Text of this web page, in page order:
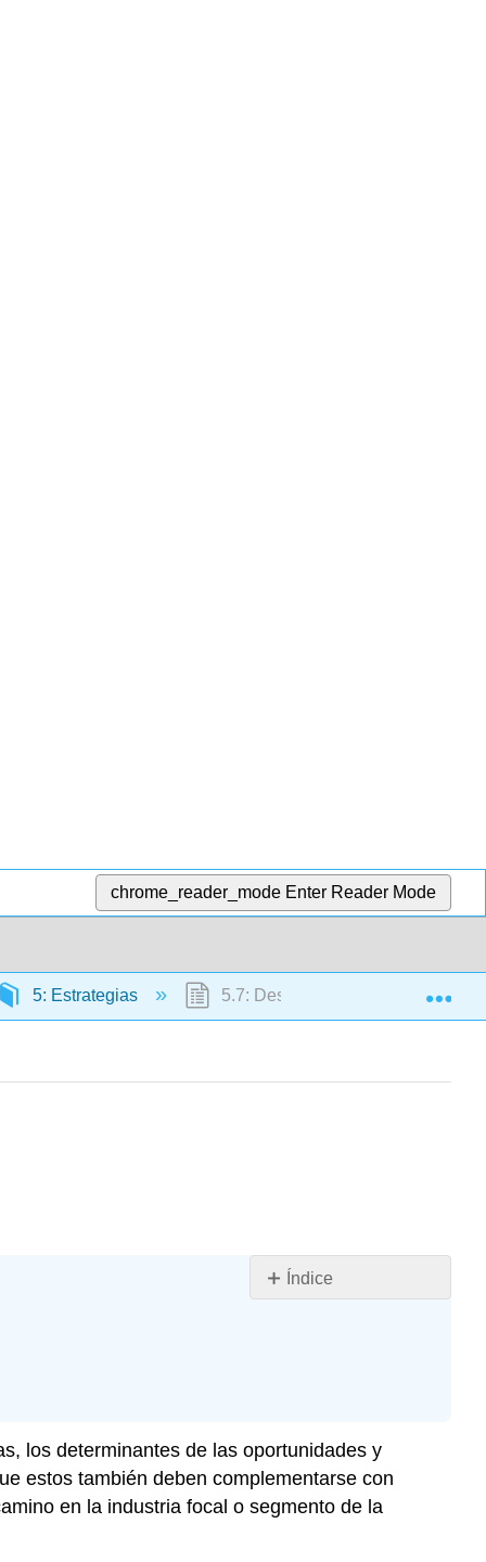
chrome_reader_mode Enter Reader Mode
5: Estrategias 5.7: Desarrollo de la estrategia a
Índice
Microambiente
de
la
los determinantes de las oportunidades y
estos también deben complementarse con
en la industria focal o segmento de la